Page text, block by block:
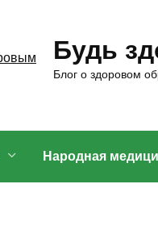
Будь
Блог о здоровом
Народная